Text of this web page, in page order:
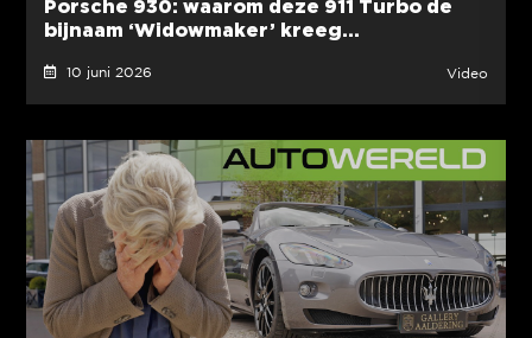
Porsche 930: waarom deze 911 Turbo de
bijnaam ‘Widowmaker’ kreeg...
10 juni 2026 Video